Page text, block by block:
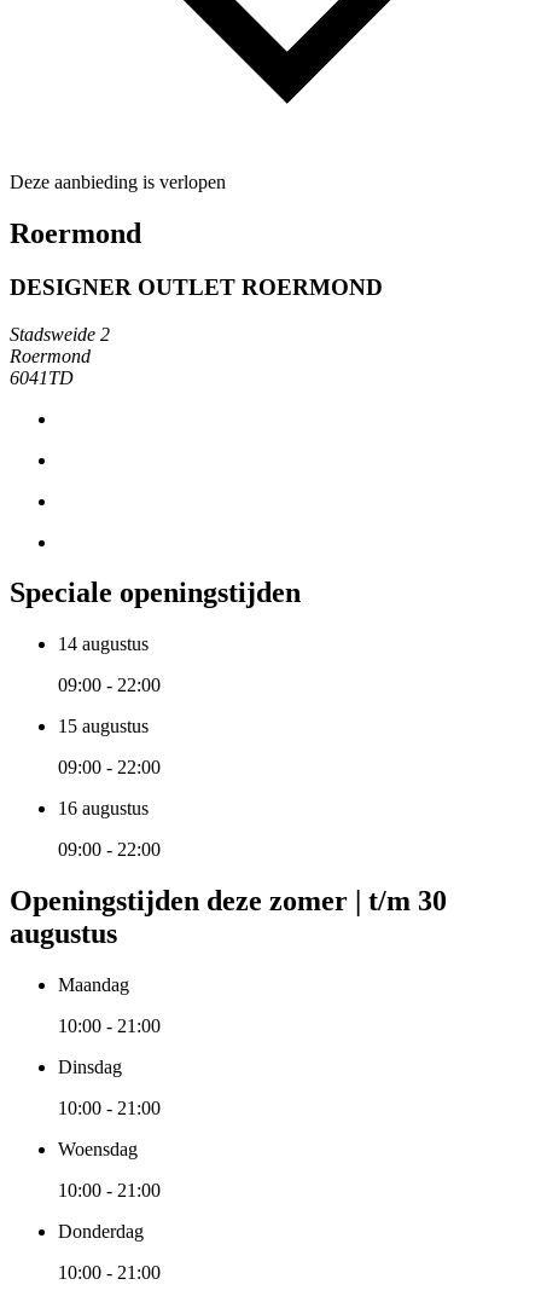
Deze aanbieding is verlopen
Roermond
DESIGNER OUTLET ROERMOND
Stadsweide 2
Roermond
6041TD
Speciale openingstijden
14 augustus
09:00 - 22:00
15 augustus
09:00 - 22:00
16 augustus
09:00 - 22:00
Openingstijden deze zomer | t/m 30
augustus
Maandag
10:00 - 21:00
Dinsdag
10:00 - 21:00
Woensdag
10:00 - 21:00
Donderdag
10:00 - 21:00